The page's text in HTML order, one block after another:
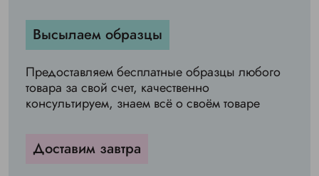
Высылаем образцы
Предоставляем бесплатные образцы любого
товара за свой счет, качественно
консультируем, знаем всё о своём товаре
Доставим завтра